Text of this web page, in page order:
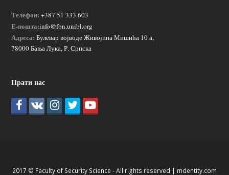
Телефон: +387 51 333 603
Е-пошта:info@fbn.unibl.org
Адреса: Булевар војводе Живојина Мишића 10 а,
78000 Бања Лука, Р. Српска
Прати нас
2017 © Faculty of Security Science - All rights reserved | mdentity.com